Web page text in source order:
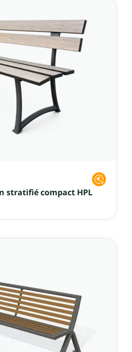
Nom, Z à A
Prix, croissant
Prix, décroissant
Référence, A à Z
Référence, Z à A
stratifié compact HPL